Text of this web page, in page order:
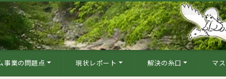
事業の問題点 現状レポート 解決の糸口 マ